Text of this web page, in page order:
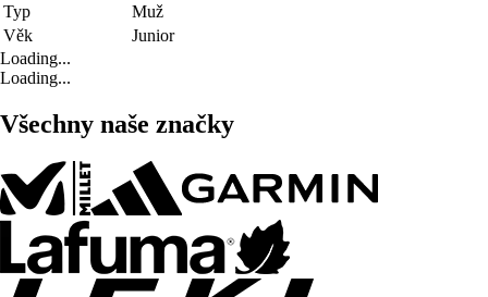
Typ
Muž
Věk
Junior
Loading...
Loading...
Všechny naše značky